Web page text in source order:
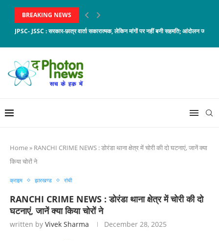
BREAKING NEWS
JPSC- JSSC : सरकार-छात्र वार्ता सकारात्मक, लेकिन मांगों पर नहीं बनी सहमति; आंदोलन जारी
Home» RANCHI CRIME NEWS : डोरंडा थाना क्षेत्र में चोरी की दो घटनाएं, जानें क्या
किया चोरों ने
क्राइम झारखण्ड रांची
RANCHI CRIME NEWS : डोरंडा थाना क्षेत्र में चोरी की दो
घटनाएं, जानें क्या किया चोरों ने
written by Vivek Sharma December 28, 2025